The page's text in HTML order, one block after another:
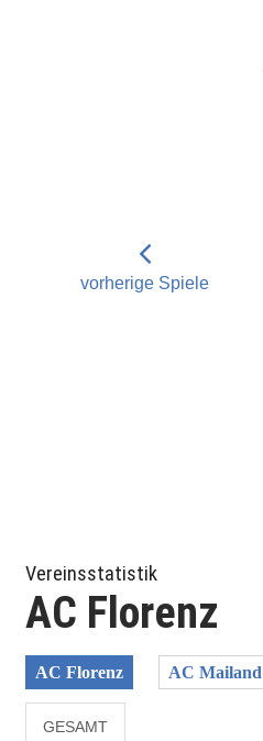
vorherige Spiele
Vereinsstatistik
AC Florenz
AC Florenz AC Mailand
GESAMT